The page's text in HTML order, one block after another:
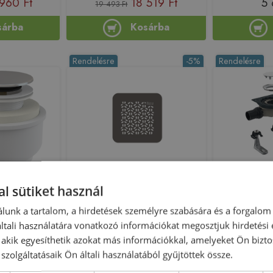
19 493 Ft
Kosárba
click/clack
króm A476
-5%
Rendelésre
Roca Terran-N Mosaic lefolyó
takaró rács, kávé A276511660
Azonosító: 210160
Cikkszám: A276511660
Rendelésre
vízzár
sütiket használ
a tartalom, a hirdetések személyre szabására és a forgalom
használatára vonatkozó információkat megosztjuk hirdetési
egyesíthetik azokat más információkkal, amelyeket Ön
Ön általi használatából gyűjtöttek össze.